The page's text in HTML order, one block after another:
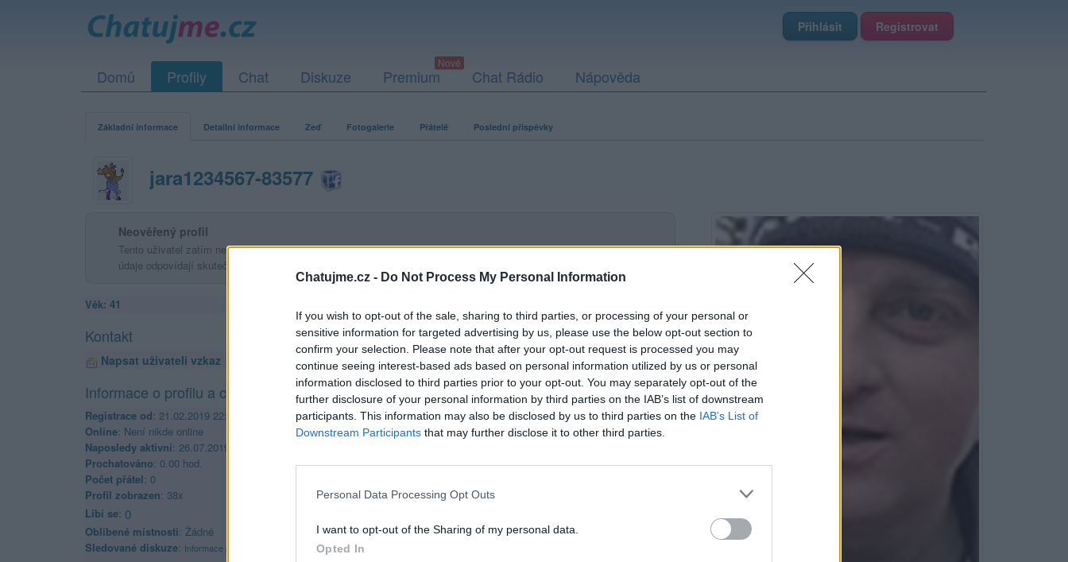
Chatujme.cz - Do Not Process My Personal Information
If you wish to opt-out of the sale, sharing to third parties, or processing of your personal or
sensitive information for targeted advertising by us, please use the below opt-out section to
confirm your selection. Please note that after your opt-out request is processed you may
continue seeing interest-based ads based on personal information utilized by us or personal
information disclosed to third parties prior to your opt-out. You may separately opt-out of the
further disclosure of your personal information by third parties on the IAB’s list of downstream
participants. This information may also be disclosed by us to third parties on the IAB’s List of
Downstream Participants that may further disclose it to other third parties.
Personal Data Processing Opt Outs
I want to opt-out of the Sharing of my personal data.
Opted In
Přihlásit Registrovat
Domů Profily Chat Diskuze Premium Chat Rádio Nápověda
Základní informace Detailní informace Zeď Fotogalerie Přátelé Poslední příspěvky
jara1234567-83577
Neověřený profil
Tento uživatel zatím neprokázal svou identitu ověřovací fotografií. U neověřených profilů nelze zaručit, že fotografie a
údaje odpovídají skutečné osobě.
Věk: 41
Kontakt
Napsat uživateli vzkaz
Informace o profilu a chatu
Registrace od: 21.02.2019 22:24
Online: Není nikde online
Naposledy aktivní: 26.07.2019 20:41
Prochatováno: 0.00 hod.
Počet přátel: 0
Profil zobrazen: 38x
Líbí se: 0
Oblibené místnosti: Žádné
Sledované diskuze: Informace pro uživatele